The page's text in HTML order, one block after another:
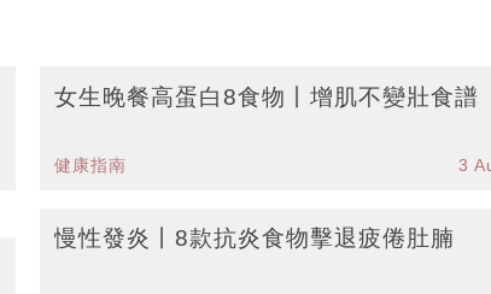
女生晚餐高蛋白8食物丨增肌不變壯食譜
健康指南 3
慢性發炎丨8款抗炎食物擊退疲倦肚腩